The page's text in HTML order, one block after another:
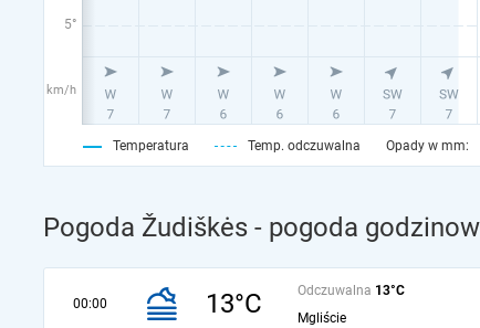
5°
km/h
Temperatura Temp. odczuwalna Opady w mm:
Pogoda Žudiškės - pogoda
00:00 13°C Odczuwalna 13°C
Mgliście